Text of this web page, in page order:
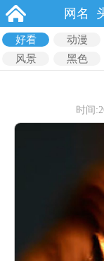
网名
好看 动漫
风景
黑色
时间